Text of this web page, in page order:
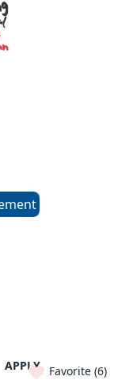
APPLY Favorite (6)